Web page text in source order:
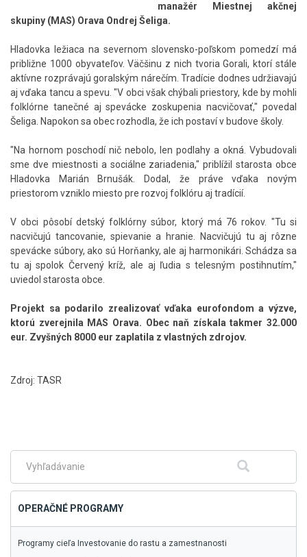
manažér Miestnej akčnej
skupiny (MAS) Orava Ondrej Šeliga.
Hladovka ležiaca na severnom slovensko-poľskom pomedzí má
približne 1000 obyvateľov. Väčšinu z nich tvoria Gorali, ktorí stále
aktívne rozprávajú goralským nárečím. Tradície dodnes udržiavajú
aj vďaka tancu a spevu. "V obci však chýbali priestory, kde by mohli
folklórne tanečné aj spevácke zoskupenia nacvičovať," povedal
Šeliga. Napokon sa obec rozhodla, že ich postaví v budove školy.
"Na hornom poschodí nič nebolo, len podlahy a okná. Vybudovali
sme dve miestnosti a sociálne zariadenia," priblížil starosta obce
Hladovka Marián Brnušák. Dodal, že práve vďaka novým
priestorom vzniklo miesto pre rozvoj folklóru aj tradícií.
V obci pôsobí detský folklórny súbor, ktorý má 76 rokov. "Tu si
nacvičujú tancovanie, spievanie a hranie. Nacvičujú tu aj rôzne
spevácke súbory, ako sú Horňanky, ale aj harmonikári. Schádza sa
tu aj spolok Červený kríž, ale aj ľudia s telesným postihnutím,"
uviedol starosta obce.
Projekt sa podarilo zrealizovať vďaka eurofondom a výzve,
ktorú zverejnila MAS Orava. Obec naň získala takmer 32.000
eur. Zvyšných 8000 eur zaplatila z vlastných zdrojov.
Zdroj: TASR
hlavné
menu
Fulltextové
Hľadať
OPERAČNÉ PROGRAMY
Programy cieľa Investovanie do rastu a zamestnanosti